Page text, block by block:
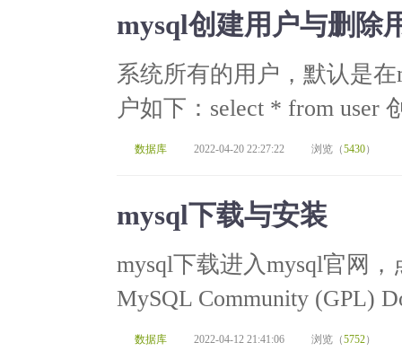
mysql创建用户与删除
系统所有的用户，默认是
户如下：select * from user
数据库 2022-04-20 22:27:22 浏览（5430）
mysql下载与安装
mysql下载进入mysql官网
MySQL Community (GPL)
数据库 2022-04-12 21:41:06 浏览（5752）